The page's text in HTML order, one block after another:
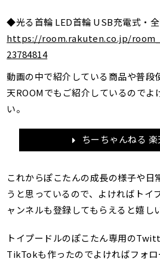
◆光る首輪 LED首輪 USB充電式・
https://room.rakuten.co.jp/
23784814
動画の中で紹介している商品や普段
天ROOMでもご紹介しているのでよ
い。
ちーちゃんねる
これからぽこたんの成長の様子や日
うと思っているので、よければトイ
ャンネルも登録してもらえると嬉し
トイプードルのぽこたん専用の
TikTokも作ったのでよければフォロ